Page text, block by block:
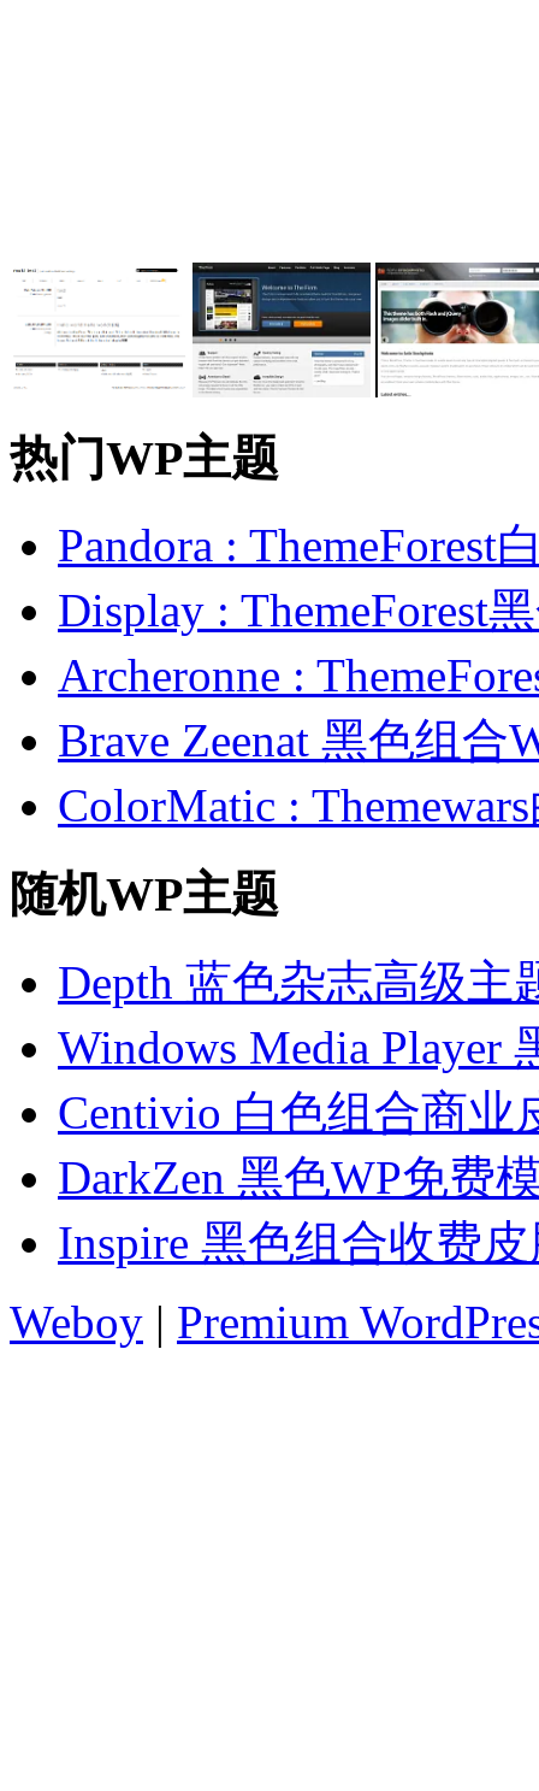
热门WP主题
Pandora : ThemeForest
Display : ThemeForest
Archeronne :
Brave Zeenat 黑色组合
ColorMatic :
随机WP主题
Depth 蓝色杂志高级主
Windows Media Player
Centivio 白色组合商业
DarkZen 黑色WP免费
Inspire 黑色组合收费
Weboy | Premium